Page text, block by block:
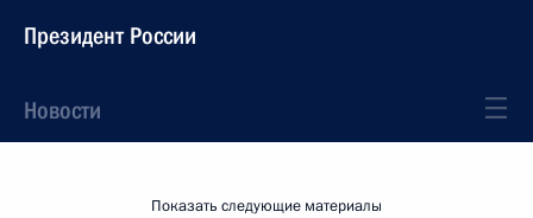
Президент России
Новости
Показать следующие материалы